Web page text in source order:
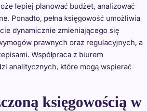
lepiej planować budżet, analizować
Ponadto, pełna księgowość umożliwia
dynamicznie zmieniającego się
prawnych oraz regulacyjnych, a
Współpraca z biurem
analitycznych, które mogą wspierać
księgowością w